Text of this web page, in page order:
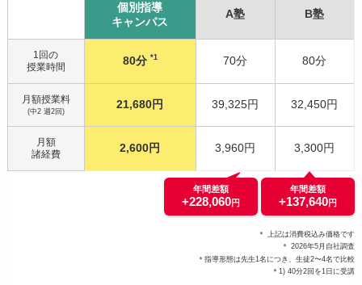
個別指導
キャンパス
A塾 B塾
1回の
授業時間
80分 *1 70分 80分
月額授業料
(中2 週2回)
21,680円 39,325円 32,450円
月額
諸経費
2,600円 3,960円 3,300円
年間差額
+228,060円
年間差額
+137,640円
＊ 上記は消費税込み価格です
＊ 2026年5月自社調査
＊指導形態は先生1名につき、生徒2〜4名で比較
＊1) 40分2回を1日に受講